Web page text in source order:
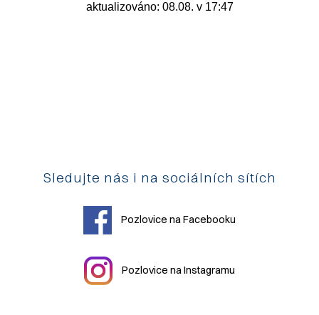
Sledujte nás i na sociálních sítích
Pozlovice na Facebooku
Pozlovice na Instagramu